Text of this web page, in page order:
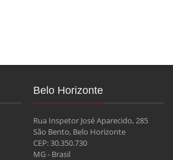
Belo Horizonte
Rua Inspetor José Aparecido, 285
São Bento, Belo Horizonte
CEP: 30.350.730
MG - Brasil